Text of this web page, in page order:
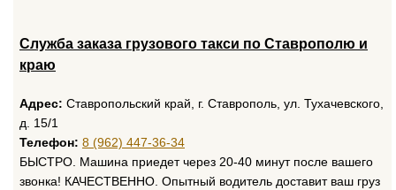
Служба заказа грузового такси по Ставрополю и
краю
Адрес: Ставропольский край, г. Ставрополь, ул. Тухачевского,
д. 15/1
Телефон: 8 (962) 447-36-34
БЫСТРО. Машина приедет через 20-40 минут после вашего
звонка! КАЧЕСТВЕННО. Опытный водитель доставит ваш груз